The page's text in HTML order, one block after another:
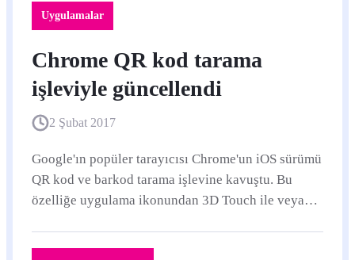
Uygulamalar
Chrome QR kod tarama
işleviyle güncellendi
2 Şubat 2017
Google'ın popüler tarayıcısı Chrome'un iOS sürümü
QR kod ve barkod tarama işlevine kavuştu. Bu
özelliğe uygulama ikonundan 3D Touch ile veya